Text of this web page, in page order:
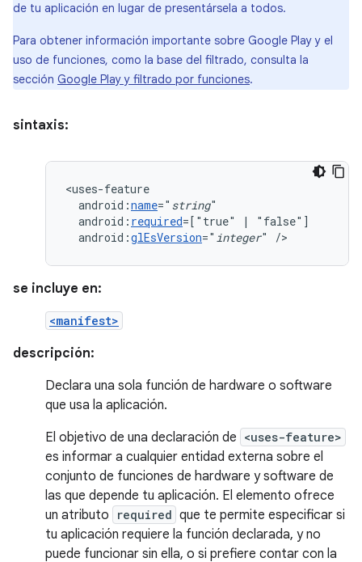
de tu aplicación en lugar de presentársela a todos.
Para obtener información importante sobre Google Play y el
uso de funciones, como la base del filtrado, consulta la
sección Google Play y filtrado por funciones.
sintaxis:
android:name=" string
android: required=["true" |
android:glEsVersion=" integer" />
se incluye en:
<manifest>
descripción:
Declara una sola función de hardware o software
que usa la aplicación.
El objetivo de una declaración de <uses-feature>
es informar a cualquier entidad externa sobre el
conjunto de funciones de hardware y software de
las que depende tu aplicación. El elemento ofrece
un atributo
required que te permite especificar si
tu aplicación requiere la función declarada, y no
puede funcionar sin ella, o si prefiere contar con la